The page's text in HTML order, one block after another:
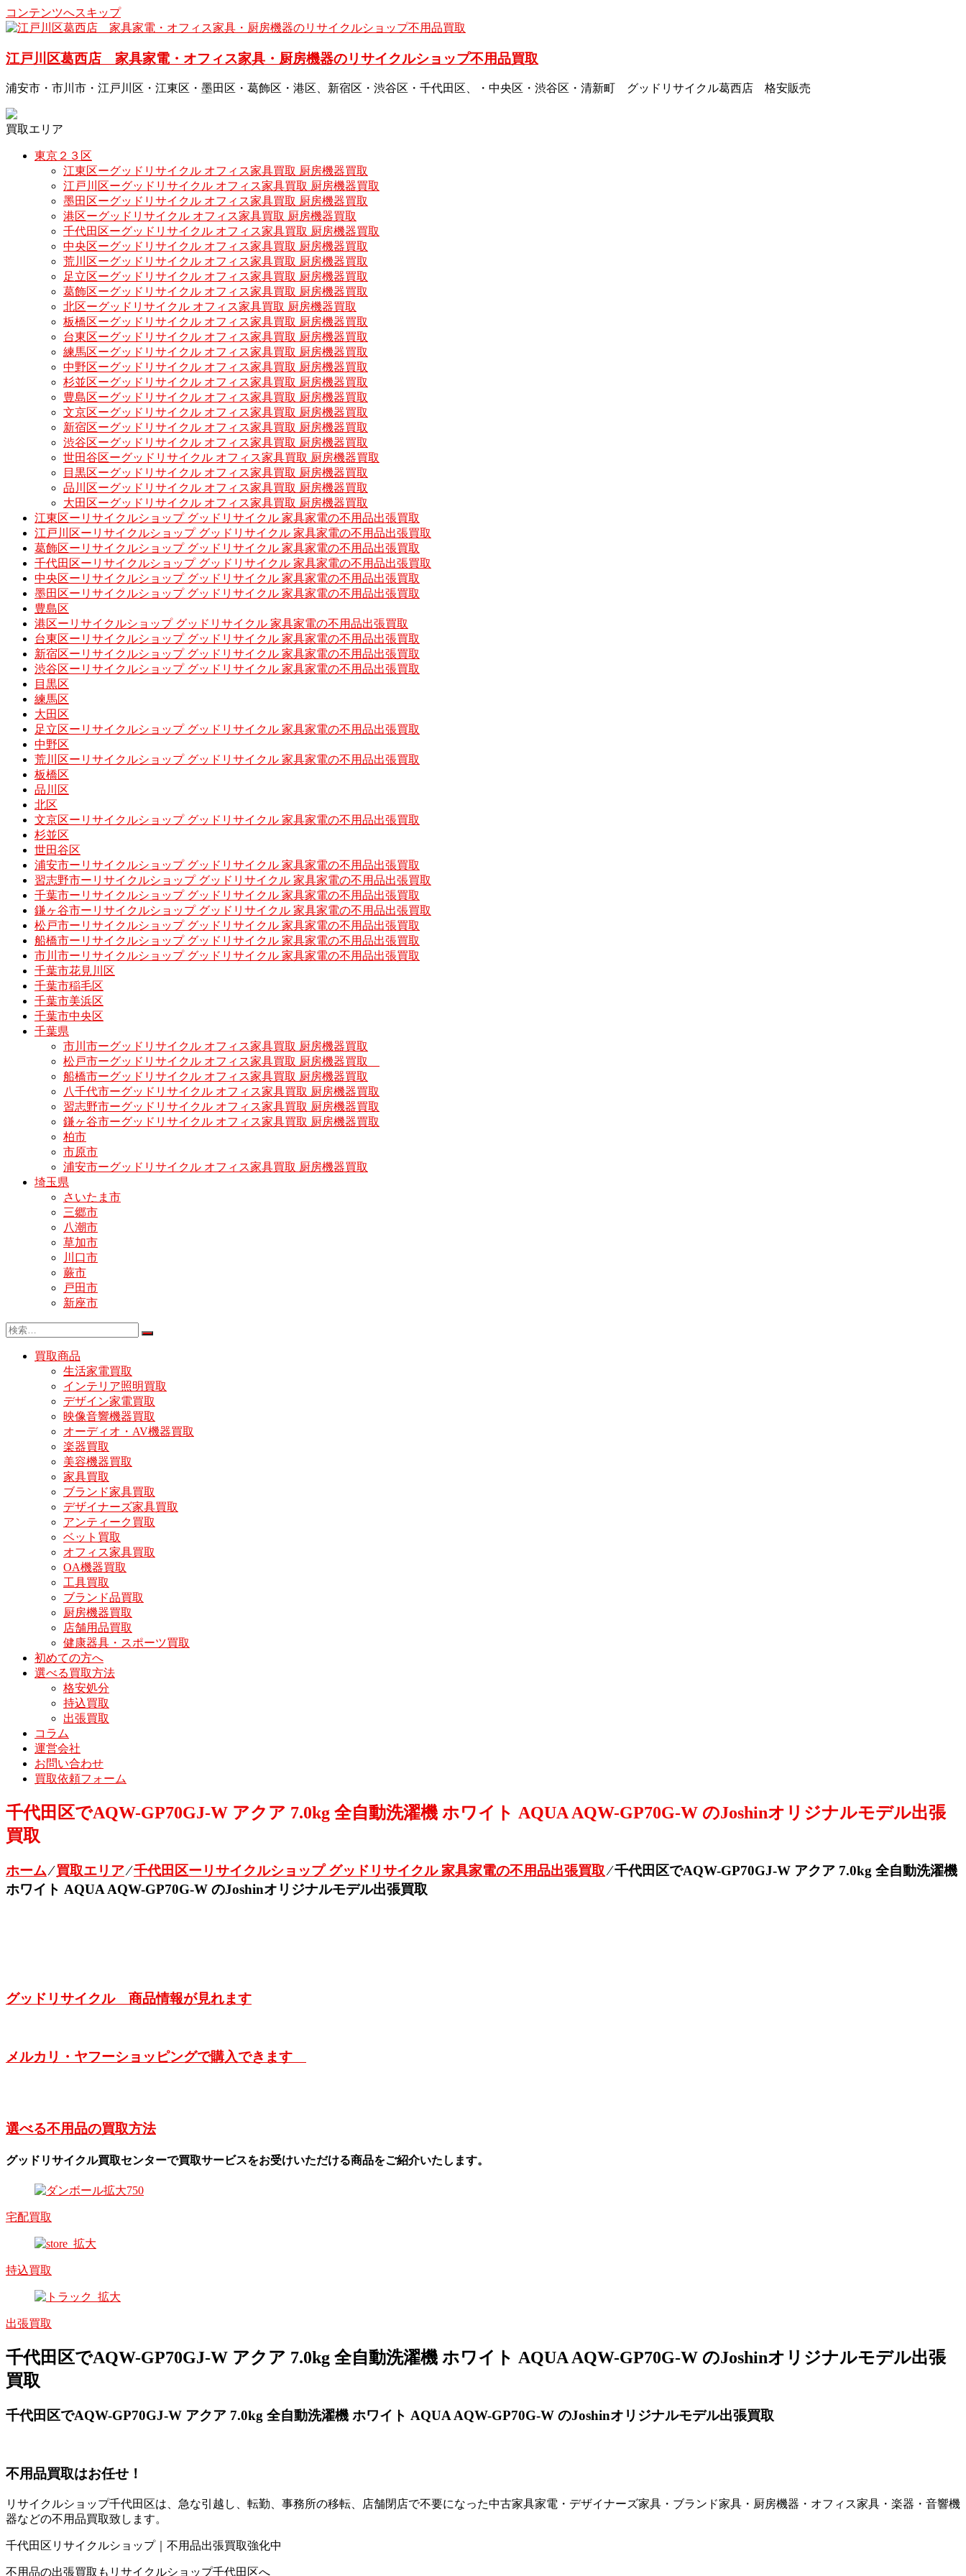
コンテンツへスキップ
江戸川区葛西店 家具家電・オフィス家具・厨房機器のリサイクルショップ不用品買取
浦安市・市川市・江戸川区・江東区・墨田区・葛飾区・港区、新宿区・渋谷区・千代田区、・中央区・渋谷区・清新町 グッドリサイクル葛西店 格安販売
買取エリア
東京２３区
江東区ーグッドリサイクル オフィス家具買取 厨房機器買取
江戸川区ーグッドリサイクル オフィス家具買取 厨房機器買取
墨田区ーグッドリサイクル オフィス家具買取 厨房機器買取
港区ーグッドリサイクル オフィス家具買取 厨房機器買取
千代田区ーグッドリサイクル オフィス家具買取 厨房機器買取
中央区ーグッドリサイクル オフィス家具買取 厨房機器買取
荒川区ーグッドリサイクル オフィス家具買取 厨房機器買取
足立区ーグッドリサイクル オフィス家具買取 厨房機器買取
葛飾区ーグッドリサイクル オフィス家具買取 厨房機器買取
北区ーグッドリサイクル オフィス家具買取 厨房機器買取
板橋区ーグッドリサイクル オフィス家具買取 厨房機器買取
台東区ーグッドリサイクル オフィス家具買取 厨房機器買取
練馬区ーグッドリサイクル オフィス家具買取 厨房機器買取
中野区ーグッドリサイクル オフィス家具買取 厨房機器買取
杉並区ーグッドリサイクル オフィス家具買取 厨房機器買取
豊島区ーグッドリサイクル オフィス家具買取 厨房機器買取
文京区ーグッドリサイクル オフィス家具買取 厨房機器買取
新宿区ーグッドリサイクル オフィス家具買取 厨房機器買取
渋谷区ーグッドリサイクル オフィス家具買取 厨房機器買取
世田谷区ーグッドリサイクル オフィス家具買取 厨房機器買取
目黒区ーグッドリサイクル オフィス家具買取 厨房機器買取
品川区ーグッドリサイクル オフィス家具買取 厨房機器買取
大田区ーグッドリサイクル オフィス家具買取 厨房機器買取
江東区ーリサイクルショップ グッドリサイクル 家具家電の不用品出張買取
江戸川区ーリサイクルショップ グッドリサイクル 家具家電の不用品出張買取
葛飾区ーリサイクルショップ グッドリサイクル 家具家電の不用品出張買取
千代田区ーリサイクルショップ グッドリサイクル 家具家電の不用品出張買取
中央区ーリサイクルショップ グッドリサイクル 家具家電の不用品出張買取
墨田区ーリサイクルショップ グッドリサイクル 家具家電の不用品出張買取
豊島区
港区ーリサイクルショップ グッドリサイクル 家具家電の不用品出張買取
台東区ーリサイクルショップ グッドリサイクル 家具家電の不用品出張買取
新宿区ーリサイクルショップ グッドリサイクル 家具家電の不用品出張買取
渋谷区ーリサイクルショップ グッドリサイクル 家具家電の不用品出張買取
目黒区
練馬区
大田区
足立区ーリサイクルショップ グッドリサイクル 家具家電の不用品出張買取
中野区
荒川区ーリサイクルショップ グッドリサイクル 家具家電の不用品出張買取
板橋区
品川区
北区
文京区ーリサイクルショップ グッドリサイクル 家具家電の不用品出張買取
杉並区
世田谷区
浦安市ーリサイクルショップ グッドリサイクル 家具家電の不用品出張買取
習志野市ーリサイクルショップ グッドリサイクル 家具家電の不用品出張買取
千葉市ーリサイクルショップ グッドリサイクル 家具家電の不用品出張買取
鎌ヶ谷市ーリサイクルショップ グッドリサイクル 家具家電の不用品出張買取
松戸市ーリサイクルショップ グッドリサイクル 家具家電の不用品出張買取
船橋市ーリサイクルショップ グッドリサイクル 家具家電の不用品出張買取
市川市ーリサイクルショップ グッドリサイクル 家具家電の不用品出張買取
千葉市花見川区
千葉市稲毛区
千葉市美浜区
千葉市中央区
千葉県
市川市ーグッドリサイクル オフィス家具買取 厨房機器買取
松戸市ーグッドリサイクル オフィス家具買取 厨房機器買取
船橋市ーグッドリサイクル オフィス家具買取 厨房機器買取
八千代市ーグッドリサイクル オフィス家具買取 厨房機器買取
習志野市ーグッドリサイクル オフィス家具買取 厨房機器買取
鎌ヶ谷市ーグッドリサイクル オフィス家具買取 厨房機器買取
柏市
市原市
浦安市ーグッドリサイクル オフィス家具買取 厨房機器買取
埼玉県
さいたま市
三郷市
八潮市
草加市
川口市
蕨市
戸田市
新座市
買取商品
生活家電買取
インテリア照明買取
デザイン家電買取
映像音響機器買取
オーディオ・AV機器買取
楽器買取
美容機器買取
家具買取
ブランド家具買取
デザイナーズ家具買取
アンティーク買取
ベット買取
オフィス家具買取
OA機器買取
工具買取
ブランド品買取
厨房機器買取
店舗用品買取
健康器具・スポーツ買取
初めての方へ
選べる買取方法
格安処分
持込買取
出張買取
コラム
運営会社
お問い合わせ
買取依頼フォーム
千代田区でAQW-GP70GJ-W アクア 7.0kg 全自動洗濯機 ホワイト AQUA AQW-GP70G-W のJoshinオリジナルモデル出張
買取
ホーム⁄買取エリア⁄千代田区ーリサイクルショップ グッドリサイクル 家具家電の不用品出張買取⁄千代田区でAQW-GP70GJ-W アクア 7.0kg 全自動洗濯機
ホワイト AQUA AQW-GP70G-W のJoshinオリジナルモデル出張買取
グッドリサイクル 商品情報が見れます
メルカリ・ヤフーショッピングで購入できます
選べる不用品の買取方法
グッドリサイクル買取センターで買取サービスをお受けいただける商品をご紹介いたします。
宅配買取
持込買取
出張買取
千代田区でAQW-GP70GJ-W アクア 7.0kg 全自動洗濯機 ホワイト AQUA AQW-GP70G-W のJoshinオリジナルモデル出張
買取
千代田区でAQW-GP70GJ-W アクア 7.0kg 全自動洗濯機 ホワイト AQUA AQW-GP70G-W のJoshinオリジナルモデル出張買取
不用品買取はお任せ！
リサイクルショップ千代田区は、急な引越し、転勤、事務所の移転、店舗閉店で不要になった中古家具家電・デザイナーズ家具・ブランド家具・厨房機器・オフィス家具・楽器・音響機
器などの不用品買取致します。
千代田区リサイクルショップ｜不用品出張買取強化中
不用品の出張買取もリサイクルショップ千代田区へ